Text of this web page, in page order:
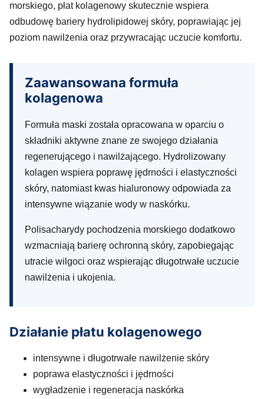
morskiego, płat kolagenowy skutecznie wspiera
odbudowę bariery hydrolipidowej skóry, poprawiając jej
poziom nawilżenia oraz przywracając uczucie komfortu.
Zaawansowana formuła
kolagenowa
Formuła maski została opracowana w oparciu o
składniki aktywne znane ze swojego działania
regenerującego i nawilżającego. Hydrolizowany
kolagen wspiera poprawę jędrności i elastyczności
skóry, natomiast kwas hialuronowy odpowiada za
intensywne wiązanie wody w naskórku.
Polisacharydy pochodzenia morskiego dodatkowo
wzmacniają barierę ochronną skóry, zapobiegając
utracie wilgoci oraz wspierając długotrwałe uczucie
nawilżenia i ukojenia.
Działanie płatu kolagenowego
intensywne i długotrwałe nawilżenie skóry
poprawa elastyczności i jędrności
wygładzenie i regeneracja naskórka